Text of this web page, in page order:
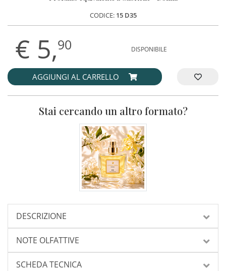
CODICE: 15 D35
€ 5,90 DISPONIBILE
AGGIUNGI AL CARRELLO
Stai cercando un altro formato?
DESCRIZIONE
NOTE OLFATTIVE
SCHEDA TECNICA